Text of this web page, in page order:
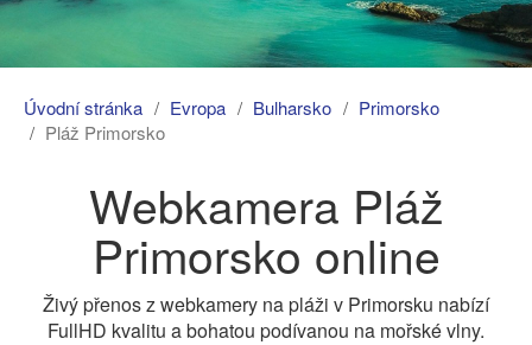
Úvodní stránka Evropa Bulharsko
Primorsko
Pláž Primorsko
Webkamera Pláž
Primorsko online
Živý přenos z webkamery na pláži v Primorsku nabízí
FullHD kvalitu a bohatou podívanou na mořské vlny.